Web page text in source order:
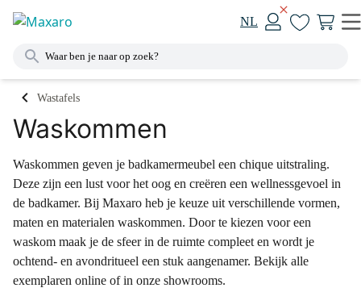
NL
Wastafels
Waskommen
Waskommen geven je badkamermeubel een chique uitstraling.
Deze zijn een lust voor het oog en creëren een wellnessgevoel in
de badkamer. Bij Maxaro heb je keuze uit verschillende vormen,
maten en materialen waskommen. Door te kiezen voor een
waskom maak je de sfeer in de ruimte compleet en wordt je
ochtend- en avondritueel een stuk aangenamer. Bekijk alle
exemplaren online of in onze showrooms.